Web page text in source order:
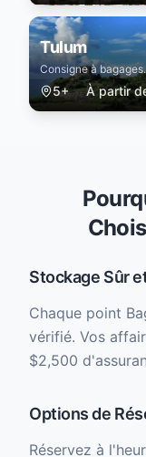
Tulum
Consigne à bagages
sécurisée à Tulum
5+ À partir
Stockage Sûr
Chaque point
vérifié. Vos
$2,500
Options de
Réservez à